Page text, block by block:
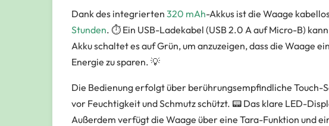
Dank des integrierten 320 mAh-Akkus ist die Waage
Stunden. ⏱️ Ein USB-Ladekabel (USB 2.0 A auf Micro-B)
Akku schaltet es auf Grün, um anzuzeigen, dass die Waage
Energie zu sparen. 💡
Die Bedienung erfolgt über berührungsempfindliche Touch-
vor Feuchtigkeit und Schmutz schützt. 📟 Das klare LED-
Außerdem verfügt die Waage über eine Tara-Funktion und